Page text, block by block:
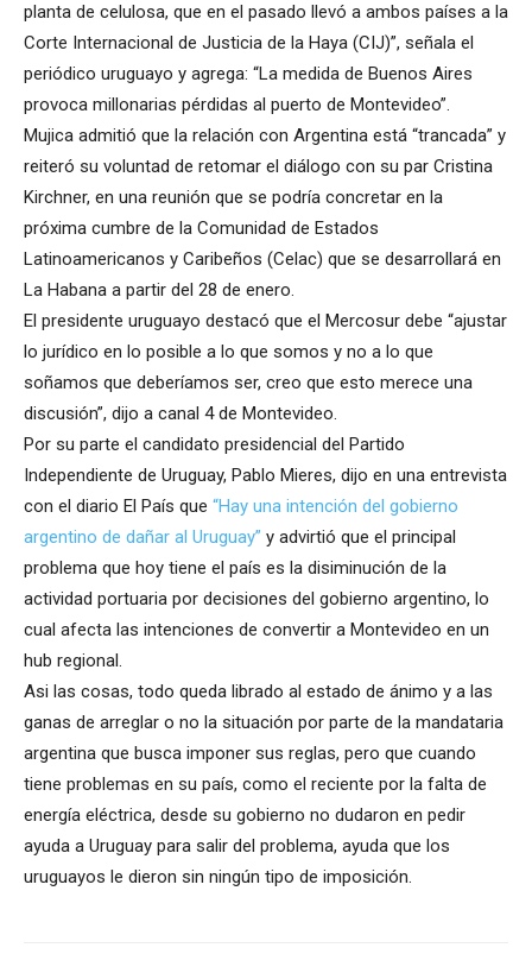
planta de celulosa, que en el pasado llevó a ambos países a la
Corte Internacional de Justicia de la Haya (CIJ)”, señala el
periódico uruguayo y agrega: “La medida de Buenos Aires
provoca millonarias pérdidas al puerto de Montevideo”.
Mujica admitió que la relación con Argentina está “trancada” y
reiteró su voluntad de retomar el diálogo con su par Cristina
Kirchner, en una reunión que se podría concretar en la
próxima cumbre de la Comunidad de Estados
Latinoamericanos y Caribeños (Celac) que se desarrollará en
La Habana a partir del 28 de enero.
El presidente uruguayo destacó que el Mercosur debe “ajustar
lo jurídico en lo posible a lo que somos y no a lo que
soñamos que deberíamos ser, creo que esto merece una
discusión”, dijo a canal 4 de Montevideo.
Por su parte el candidato presidencial del Partido
Independiente de Uruguay, Pablo Mieres, dijo en una entrevista
con el diario El País que “Hay una intención del gobierno
argentino de dañar al Uruguay” y advirtió que el principal
problema que hoy tiene el país es la disiminución de la
actividad portuaria por decisiones del gobierno argentino, lo
cual afecta las intenciones de convertir a Montevideo en un
hub regional.
Asi las cosas, todo queda librado al estado de ánimo y a las
ganas de arreglar o no la situación por parte de la mandataria
argentina que busca imponer sus reglas, pero que cuando
tiene problemas en su país, como el reciente por la falta de
energía eléctrica, desde su gobierno no dudaron en pedir
ayuda a Uruguay para salir del problema, ayuda que los
uruguayos le dieron sin ningún tipo de imposición.